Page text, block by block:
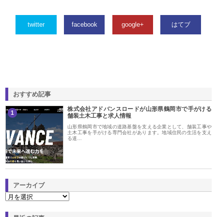
twitter facebook google+ はてブ
おすすめ記事
1
株式会社アドバンスロードが山形県鶴岡市で手がける
舗装土木工事と求人情報
山形県鶴岡市で地域の道路基盤を支える企業として、舗装工事や
土木工事を手がける専門会社があります。地域住民の生活を支え
る道…
アーカイブ